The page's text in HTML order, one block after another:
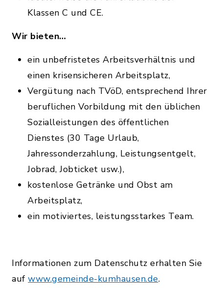
Klassen C und CE.
Wir bieten…
ein unbefristetes Arbeitsverhältnis und
einen krisensicheren Arbeitsplatz,
Vergütung nach TVöD, entsprechend Ihrer
beruflichen Vorbildung mit den üblichen
Sozialleistungen des öffentlichen
Dienstes (30 Tage Urlaub,
Jahressonderzahlung, Leistungsentgelt,
Jobrad, Jobticket usw.),
kostenlose Getränke und Obst am
Arbeitsplatz,
ein motiviertes, leistungsstarkes Team.
Informationen zum Datenschutz erhalten Sie
auf www.gemeinde-kumhausen.de.